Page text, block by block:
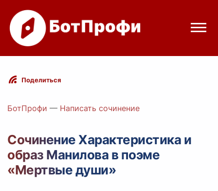
Режимы бота
Цены
Вход с Telegram
Поделиться
БотПрофи — Написать сочинение
Сочинение Характеристика и
образ Манилова в поэме
«Мертвые души»